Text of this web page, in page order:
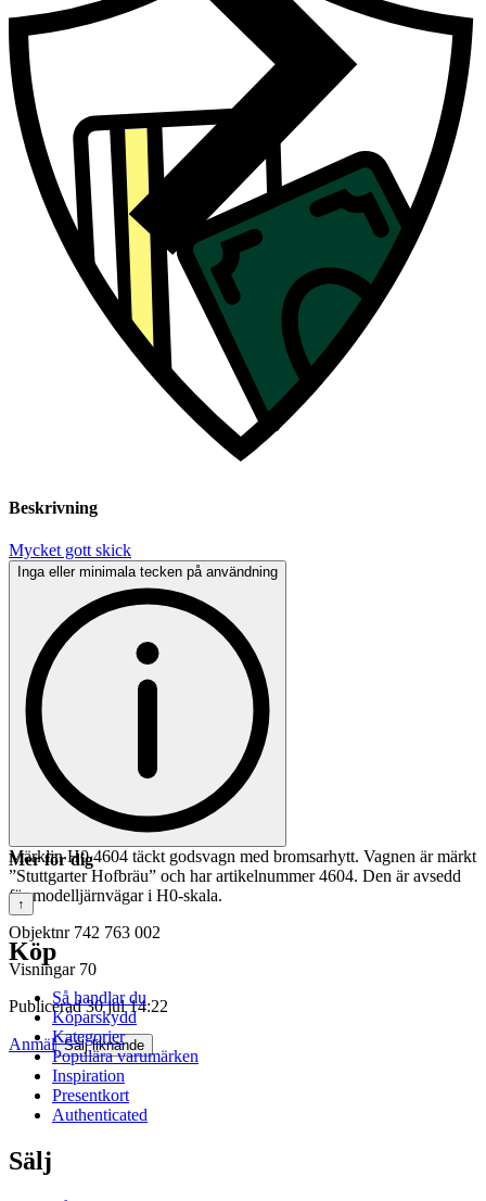
Beskrivning
Mycket gott skick
Inga eller minimala tecken på användning
Märklin H0 4604 täckt godsvagn med bromsarhytt. Vagnen är märkt
”Stuttgarter Hofbräu” och har artikelnummer 4604. Den är avsedd
för modelljärnvägar i H0-skala.
Objektnr 742 763 002
Visningar 70
Publicerad 30 jul 14:22
Anmäl Sälj liknande
Mer för dig
↑
Köp
Så handlar du
Köparskydd
Kategorier
Populära varumärken
Inspiration
Presentkort
Authenticated
Sälj